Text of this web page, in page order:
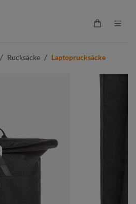
/ Rucksäcke / Laptoprucksäcke